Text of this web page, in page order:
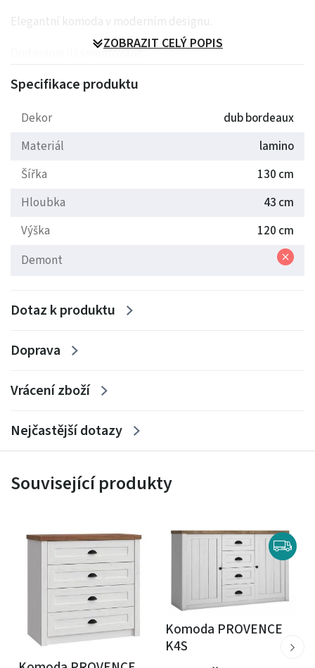
Elegantní komoda v moderním designu.
Dodáváme již smontované.
Barva: Dub bordeux
ZOBRAZIT CELÝ POPIS
Specifikace produktu
Dekor
dub bordeaux
Materiál
lamino
Šířka
130 cm
Hloubka
43 cm
Výška
120 cm
Demont
Dotaz k produktu
Doprava
Vrácení zboží
Nejčastější dotazy
Související produkty
Komoda PROVENCE
K4S